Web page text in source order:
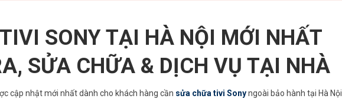
SONY TẠI HÀ NỘI MỚI NHẤT
SỬA CHỮA & DỊCH VỤ TẠI NHÀ
cập nhật mới nhất dành cho khách hàng cần sửa chữa tivi Sonyngoài bảo hành tại Hà Nội.